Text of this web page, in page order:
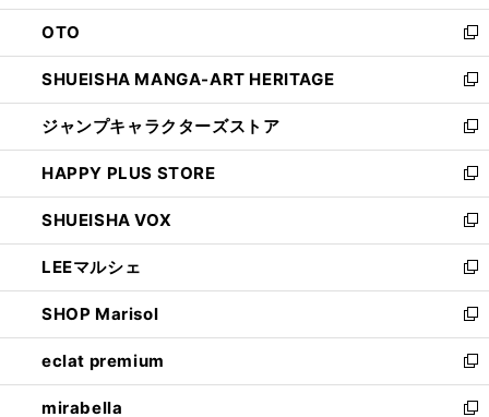
ウ
で
開
く
ン
ド
ウ
で
開
く
OTO
新
し
い
ウ
ィ
ン
ド
ウ
で
開
く
SHUEISHA MANGA-ART HERITAGE
新
し
い
ウ
ィ
ン
ド
ウ
で
開
く
ジャンプキャラクターズストア
新
し
い
ウ
ィ
ン
ド
ウ
で
開
く
HAPPY PLUS STORE
新
し
い
ウ
ィ
ン
ド
ウ
で
開
く
SHUEISHA VOX
新
し
い
ウ
ィ
ン
ド
ウ
で
LEEマルシェ
新
し
い
ウ
ィ
ン
ド
SHOP Marisol
新
し
い
ウ
ィ
eclat premium
新
し
い
mirabella
新